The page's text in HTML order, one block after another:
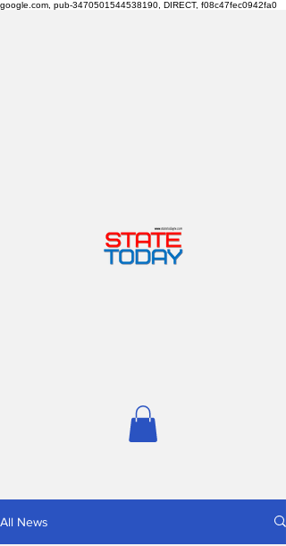
google.com, pub-3470501544538190, DIRECT, f08c47fec0942fa0
All News